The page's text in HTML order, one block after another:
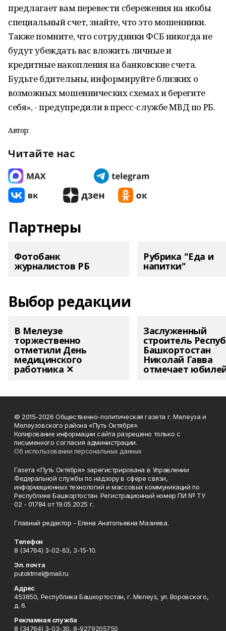
предлагает вам перевести сбережения на якобы
специальный счет, знайте, что это мошенники.
Также помните, что сотрудники ФСБ никогда не
будут убеждать вас вложить личные и
кредитные накопления на банковские счета.
Будьте бдительны, информируйте близких о
возможных мошеннических схемах и берегите
себя», - предупредили в пресс-службе МВД по РБ.
Автор:
Читайте нас
Партнеры
Фотобанк
журналистов РБ
Рубрика "Еда и
напитки"
Выбор редакции
В Мелеузе
торжественно
отметили День
медицинского
работника ✕
Заслуженный
строитель
Башкортостан
Николай Гавва
отмечает
© 2015-2026 Общественно-политическая газета г. Мелеуза и
Мелеузовского района «Путь Октября».
Копирование информации сайта разрешено только с
письменного согласия администрации.
Об использовании персональных данных
Газета «Путь Октября» зарегистрирована в Управлении
Федеральной службы по надзору в сфере связи,
информационных технологий и массовых коммуникаций по
Республике Башкортостан. Регистрационный номер ПИ № ТУ
02 - 01784 от 19.05.2025 г.
Главный редактор - Елена Анатольевна Мазиева.
Телефон
8 (34764) 3-02-63, 3-15-10.
Эл. почта
putoktmel@mail.ru
Адрес
453850, Республика Башкортостан, г. Мелеуз, ул. Воровского,
д. 6.
Рекламная служба
8 (34764) 3-03-30, 8-9279205750